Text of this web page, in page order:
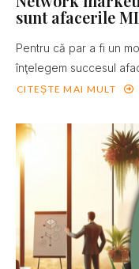
sunt afacerile
Pentru că par a fi un
înţelegem succesul
CITEȘTE MAI MULT